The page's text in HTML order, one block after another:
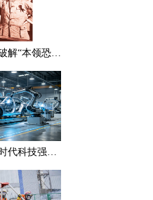
以勤学善学破解“本领恐慌”
奋力谱写新时代科技强国新篇章